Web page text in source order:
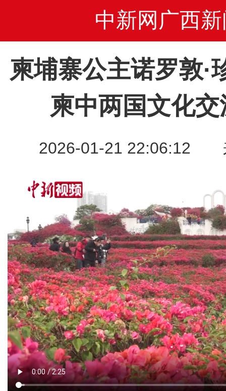
中新网广西新
柬埔寨公主诺罗敦·
柬中两国文化
2026-01-21 22:06:12